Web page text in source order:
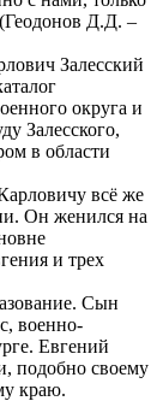
Д.Д. –
Залесский
округа и
Залесского,
в области
всё же
Он женился на
и трех
Сын
военно-
Евгений
подобно своему
краю.